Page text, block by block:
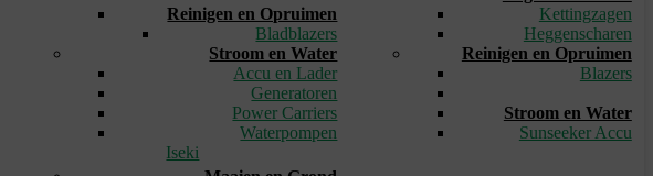
Reinigen en Opruimen
Bladblazers
Stroom en Water
Accu en Lader
Generatoren
Power Carriers
Waterpompen
Kettingzagen
Heggenscharen
Reinigen en Opruimen
Blazers
Stroom en Water
Sunseeker Accu
Iseki